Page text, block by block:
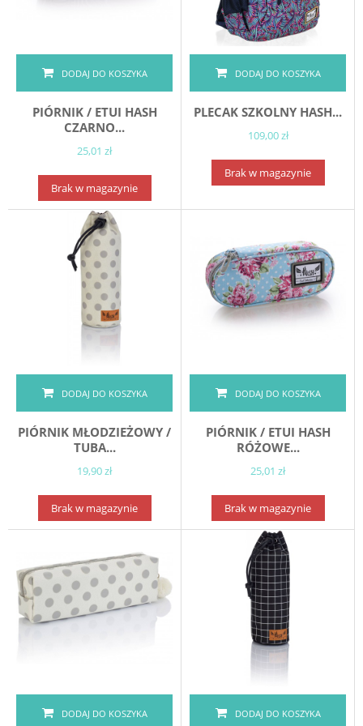
DODAJ DO KOSZYKA
PIÓRNIK / ETUI HASH
CZARNO...
25,01 zł
Brak w magazynie
DODAJ DO KOSZYKA
PLECAK SZKOLNY HASH...
109,00 zł
Brak w magazynie
DODAJ DO KOSZYKA
PIÓRNIK MŁODZIEŻOWY /
TUBA...
19,90 zł
Brak w magazynie
DODAJ DO KOSZYKA
PIÓRNIK / ETUI HASH
RÓŻOWE...
25,01 zł
Brak w magazynie
DODAJ DO KOSZYKA DODAJ DO KOSZYKA